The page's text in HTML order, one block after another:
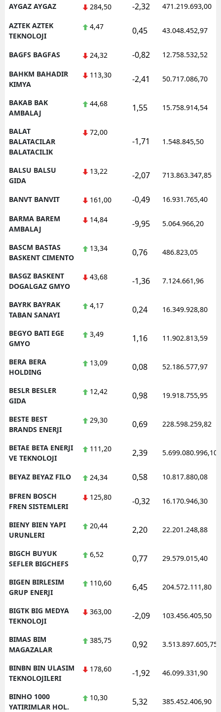
AYGAZ AYGAZ 284,50 -2,32 471.219.693,00
AZTEK AZTEK
TEKNOLOJI
4,47 0,45 43.048.452,97
BAGFS BAGFAS 24,32 -0,82 12.758.532,52
BAHKM BAHADIR
KIMYA
113,30 -2,41 50.717.086,70
BAKAB BAK
AMBALAJ
44,68 1,55 15.758.914,54
BALAT
BALATACILAR
BALATACILIK
72,00
-1,71 1.548.845,50
BALSU BALSU
GIDA
13,22 -2,07 713.863.347,85
BANVT BANVIT 161,00 -0,49 16.931.765,40
BARMA BAREM
AMBALAJ
14,84 -9,95 5.064.966,20
BASCM BASTAS
BASKENT CIMENTO
13,34 0,76 486.823,05
BASGZ BASKENT
DOGALGAZ GMYO
43,68 -1,36 7.124.661,96
BAYRK BAYRAK
TABAN SANAYI
4,17 0,24 16.349.928,80
BEGYO BATI EGE
GMYO
3,49 1,16 11.902.813,59
BERA BERA
HOLDING
13,09 0,08 52.186.577,97
BESLR BESLER
GIDA
12,42 0,98 19.918.755,95
BESTE BEST
BRANDS ENERJI
29,30 0,69 228.598.259,82
BETAE BETA ENERJI
VE TEKNOLOJI
111,20 2,39 5.699.080.996,10
BEYAZ BEYAZ FILO 24,34 0,58 10.817.880,08
BFREN BOSCH
FREN SISTEMLERI
125,80 -0,32 16.170.946,30
BIENY BIEN YAPI
URUNLERI
20,44 2,20 22.201.248,88
BIGCH BUYUK
SEFLER BIGCHEFS
6,52 0,77 29.579.015,40
BIGEN BIRLESIM
GRUP ENERJI
110,60 6,45 204.572.111,80
BIGTK BIG MEDYA
TEKNOLOJI
363,00 -2,09 103.456.405,50
BIMAS BIM
MAGAZALAR
385,75 0,92 3.513.897.605,75
BINBN BIN ULASIM
TEKNOLOJILERI
178,60 -1,92 46.099.331,90
BINHO 1000
YATIRIMLAR HOL.
10,30 5,32 385.452.406,90